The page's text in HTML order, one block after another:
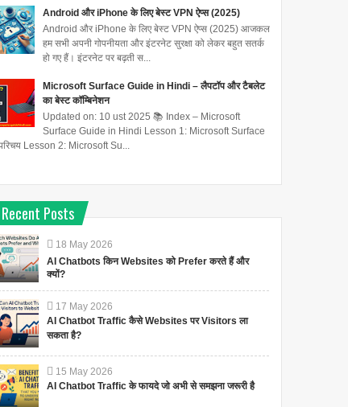
Android और iPhone के लिए बेस्ट VPN ऐप्स (2025)
Android और iPhone के लिए बेस्ट VPN ऐप्स (2025) आजकल
हम सभी अपनी गोपनीयता और इंटरनेट सुरक्षा को लेकर बहुत सतर्क
हो गए हैं। इंटरनेट पर बढ़ती स...
Microsoft Surface Guide in Hindi – लैपटॉप और टैबलेट
का बेस्ट कॉम्बिनेशन
Updated on: 10 ust 2025 📚 Index – Microsoft
Surface Guide in Hindi Lesson 1: Microsoft Surface
Lesson 2: Microsoft Su...
Recent Posts
18 May 2026
AI Chatbots किन Websites को Prefer करते हैं और
क्यों?
17 May 2026
AI Chatbot Traffic कैसे Websites पर Visitors ला
सकता है?
15 May 2026
AI Chatbot Traffic के फायदे जो अभी से समझना जरूरी है